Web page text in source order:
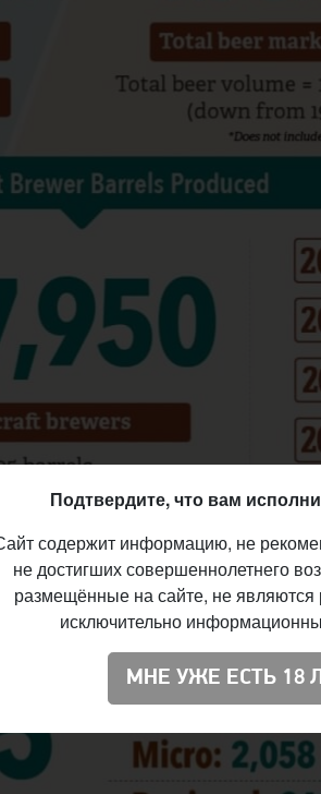
Подтвердите, что вам
содержит информацию, не
не достигших совершеннолетнего
размещённые на сайте, не являются
исключительно
МНЕ УЖЕ ЕСТЬ 18